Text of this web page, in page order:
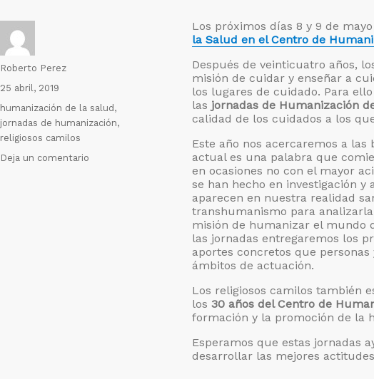
Los próximos días 8 y 9 de
la Salud en el Centro de
Después de veinticuatro años,
misión de cuidar y enseñar a
los lugares de cuidado. Para
las jornadas de Humanización
calidad de los cuidados a los
Este año nos acercaremos a
actual es una palabra que
en ocasiones no con el mayor
se han hecho en investigación
aparecen en nuestra realidad
transhumanismo para
misión de humanizar el mundo
las jornadas entregaremos los
aportes concretos que
ámbitos de actuación.
Los religiosos camilos también
los 30 años del Centro de
formación y la promoción de la
Esperamos que estas jornadas
desarrollar las mejores
Autor
Roberto Perez
Publicado
el
25 abril, 2019
Etiquetas
humanización de la salud ,
jornadas de humanización,
religiosos camilos
Deja un comentario